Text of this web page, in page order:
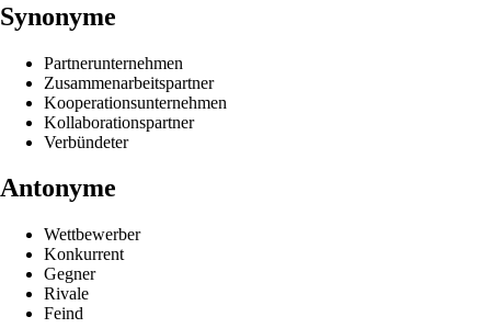
Synonyme
Partnerunternehmen
Zusammenarbeitspartner
Kooperationsunternehmen
Kollaborationspartner
Verbündeter
Antonyme
Wettbewerber
Konkurrent
Gegner
Rivale
Feind